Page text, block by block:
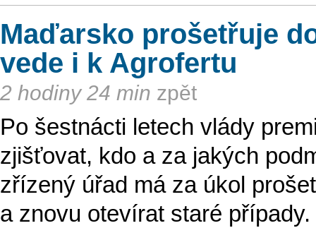
Maďarsko prošetřuje
vede i k Agrofertu
2 hodiny 24 min zpět
Po šestnácti letech vlády
zjišťovat, kdo a za jakých
zřízený úřad má za úkol
a znovu otevírat staré